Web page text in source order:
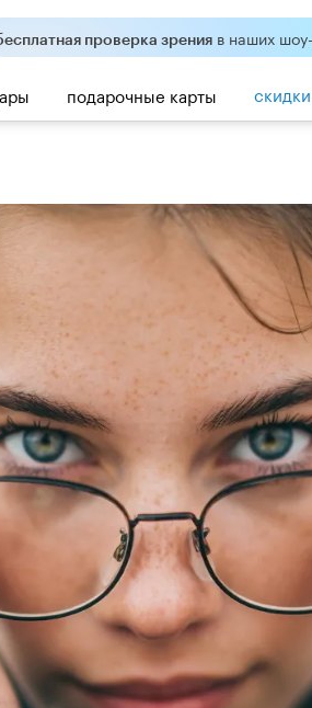
проверка зрения в наших
подарочные карты скидки